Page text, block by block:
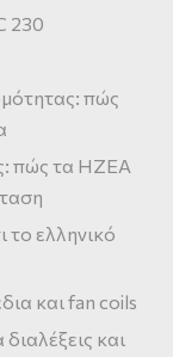
230
πώς
πώς τα HZEA
το ελληνικό
και fan coils
και